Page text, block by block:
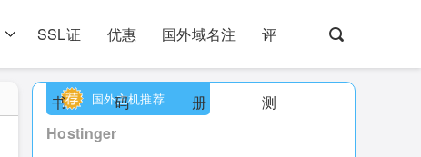
SSL证
书
优惠
码
国外域名注
册
评
测
国外主机推荐
Hostinger